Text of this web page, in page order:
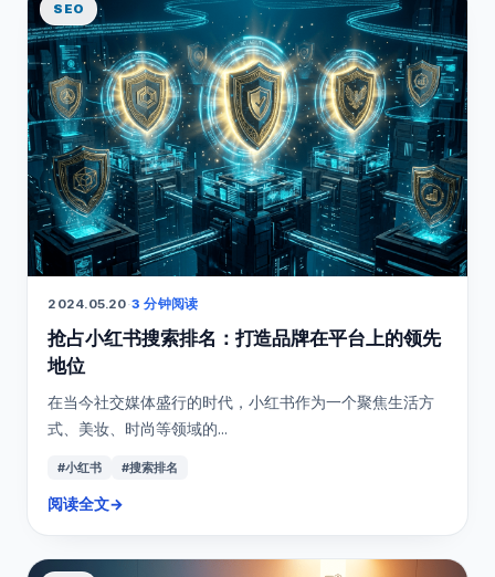
SEO
2024.05.20·3 分钟阅读
抢占小红书搜索排名：打造品牌在平台上的领先
地位
在当今社交媒体盛行的时代，小红书作为一个聚焦生活方
式、美妆、时尚等领域的...
#小红书 #搜索排名
阅读全文→